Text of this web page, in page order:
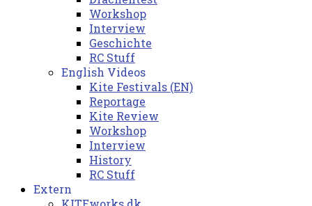
Workshop
Interview
Geschichte
RC Stuff
English Videos
Kite Festivals (EN)
Reportage
Kite Review
Workshop
Interview
History
RC Stuff
Extern